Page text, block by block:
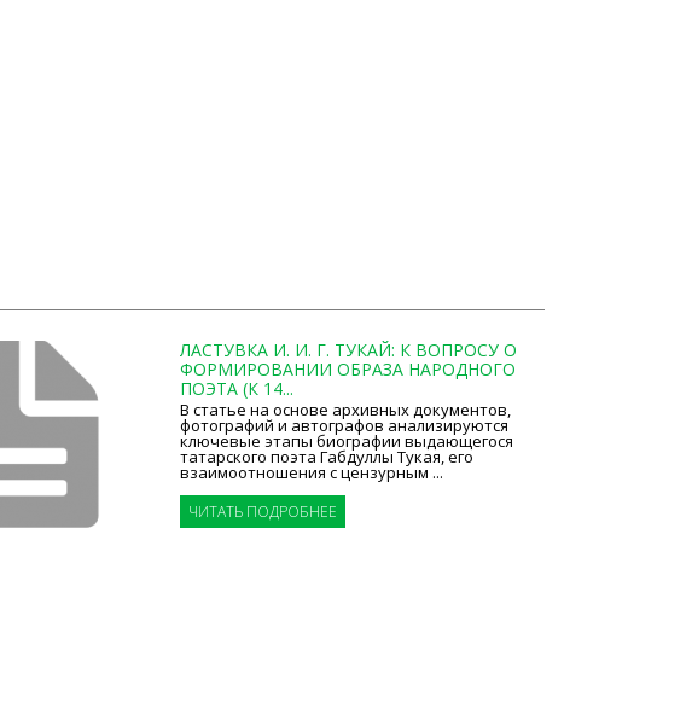
ЛАСТУВКА И. И. Г. ТУКАЙ: К ВОПРОСУ О
ФОРМИРОВАНИИ ОБРАЗА НАРОДНОГО
ПОЭТА (К 14...
В статье на основе архивных документов,
фотографий и автографов анализируются
ключевые этапы биографии выдающегося
татарского поэта Габдуллы Тукая, его
взаимоотношения с цензурным ...
ЧИТАТЬ ПОДРОБНЕЕ